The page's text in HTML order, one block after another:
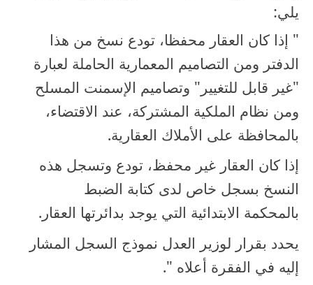
يلي:
" إذا كان العقار محفظا، تودع نسخ من هذا
الدفتر ومن التصاميم المعمارية الحاملة لعبارة
"غير قابل للتغيير" وتصاميم الإسمنت المسلح
ومن نظام الملكية المشتركة، عند الاقتضاء،
بالمحافظة على الأملاك العقارية.
إذا كان العقار غير محفظ، تودع وتسجل هذه
النسخ بسجل خاص لدى كتابة الضبط
بالمحكمة الابتدائية التي يوجد بدائرتها العقار.
يحدد بقرار لوزير العدل نموذج السجل المشار
إليه في الفقرة أعلاه ".